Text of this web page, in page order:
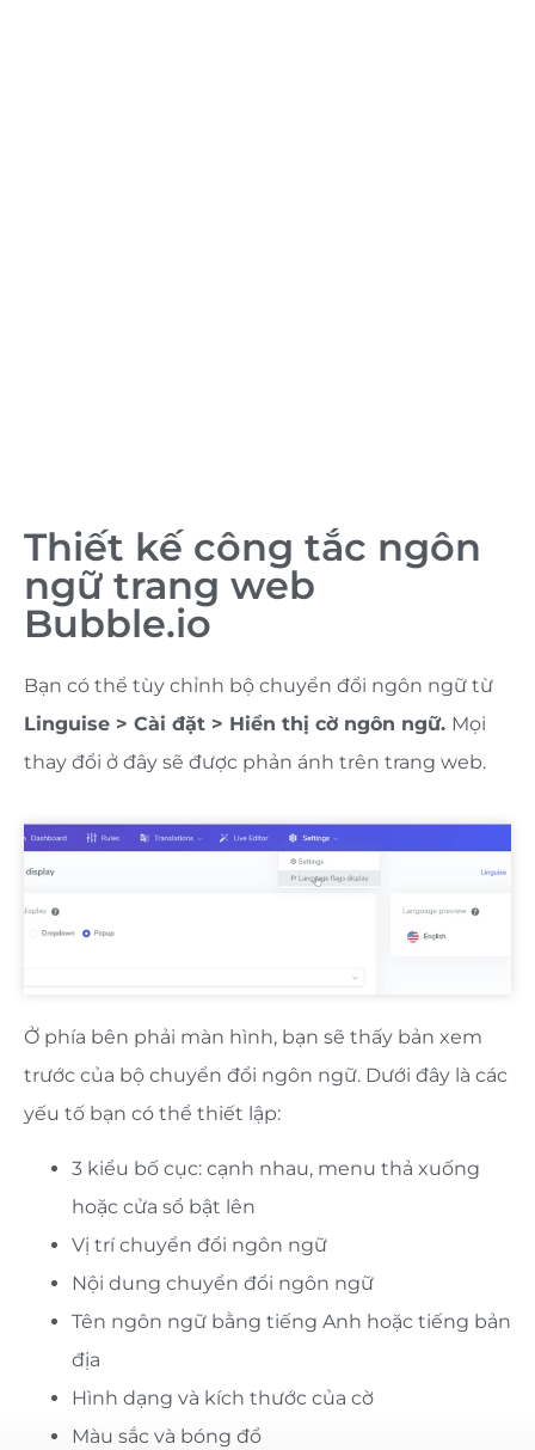
Thiết kế công tắc ngôn
ngữ trang web
Bubble.io
Bạn có thể tùy chỉnh bộ chuyển đổi ngôn ngữ từ
Linguise > Cài đặt > Hiển thị cờ ngôn ngữ. Mọi
thay đổi ở đây sẽ được phản ánh trên trang web.
Ở phía bên phải màn hình, bạn sẽ thấy bản xem
trước của bộ chuyển đổi ngôn ngữ. Dưới đây là các
yếu tố bạn có thể thiết lập:
3 kiểu bố cục: cạnh nhau, menu thả xuống
hoặc cửa sổ bật lên
Vị trí chuyển đổi ngôn ngữ
Nội dung chuyển đổi ngôn ngữ
Tên ngôn ngữ bằng tiếng Anh hoặc tiếng bản
địa
Hình dạng và kích thước của cờ
Màu sắc và bóng đổ